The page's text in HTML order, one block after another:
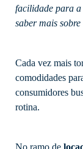
facilidade para a
saber mais
Cada vez mais
comodidades
consumidores
rotina.